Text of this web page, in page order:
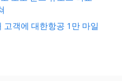
고객에 대한항공 1만 마일